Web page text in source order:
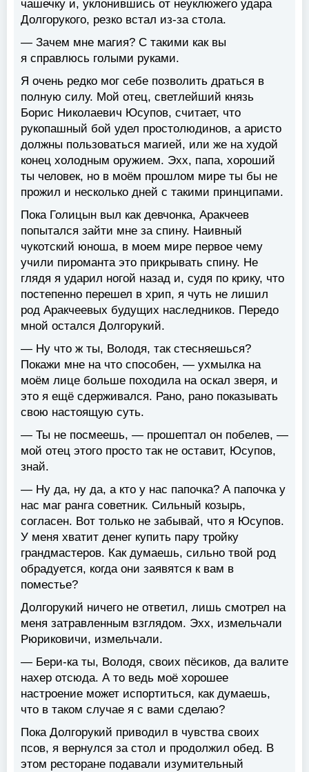
чашечку и, уклонившись от неуклюжего удара
Долгорукого, резко встал из-за стола.
— Зачем мне магия? С такими как вы
я справлюсь голыми руками.
Я очень редко мог себе позволить драться в
полную силу. Мой отец, светлейший князь
Борис Николаевич Юсупов, считает, что
рукопашный бой удел простолюдинов, а аристо
должны пользоваться магией, или же на худой
конец холодным оружием. Эхх, папа, хороший
ты человек, но в моём прошлом мире ты бы не
прожил и несколько дней с такими принципами.
Пока Голицын выл как девчонка, Аракчеев
попытался зайти мне за спину. Наивный
чукотский юноша, в моем мире первое чему
учили пироманта это прикрывать спину. Не
глядя я ударил ногой назад и, судя по крику, что
постепенно перешел в хрип, я чуть не лишил
род Аракчеевых будущих наследников. Передо
мной остался Долгорукий.
— Ну что ж ты, Володя, так стесняешься?
Покажи мне на что способен, — ухмылка на
моём лице больше походила на оскал зверя, и
это я ещё сдерживался. Рано, рано показывать
свою настоящую суть.
— Ты не посмеешь, — прошептал он побелев, —
мой отец этого просто так не оставит, Юсупов,
знай.
— Ну да, ну да, а кто у нас папочка? А папочка у
нас маг ранга советник. Сильный козырь,
согласен. Вот только не забывай, что я Юсупов.
У меня хватит денег купить пару тройку
грандмастеров. Как думаешь, сильно твой род
обрадуется, когда они заявятся к вам в
поместье?
Долгорукий ничего не ответил, лишь смотрел на
меня затравленным взглядом. Эхх, измельчали
Рюриковичи, измельчали.
— Бери-ка ты, Володя, своих пёсиков, да валите
нахер отсюда. А то ведь моё хорошее
настроение может испортиться, как думаешь,
что в таком случае я с вами сделаю?
Пока Долгорукий приводил в чувства своих
псов, я вернулся за стол и продолжил обед. В
этом ресторане подавали изумительный